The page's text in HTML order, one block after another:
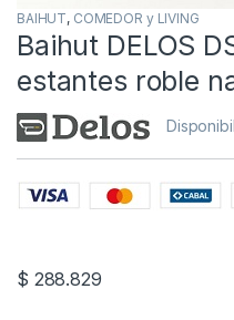
BAIHUT, COMEDOR y LIVING
Baihut DELOS
estantes roble
$ 288.829